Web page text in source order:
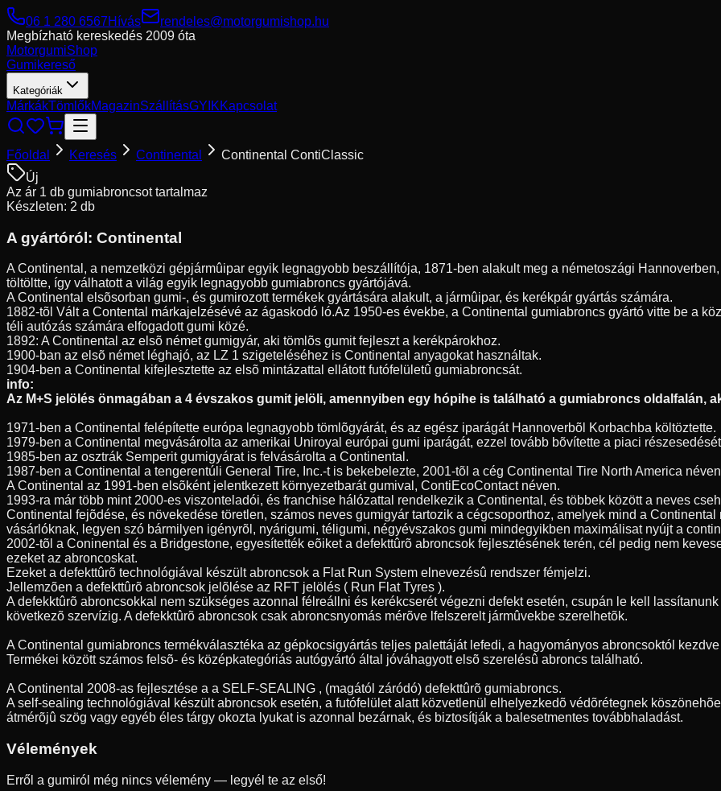
06 1 280 6567Hívás
rendeles@motorgumishop.hu
Megbízható kereskedés 2009 óta
MotorgumiShop
Gumikereső
Kategóriák
MárkákTömlőkMagazinSzállításGYIKKapcsolat
Főoldal Keresés Continental
Continental ContiClassic
Új
Az ár 1 db gumiabroncsot tartalmaz
Készleten: 2 db
A gyártóról: Continental
A Continental, a nemzetközi gépjármûipar egyik legnagyobb beszállítója, 1871-ben alakult meg a németoszági
töltöltte, így válhatott a világ egyik legnagyobb gumiabroncs gyártójává.
A Continental elsõsorban gumi-, és gumirozott termékek gyártására alakult, a jármûipar, és kerékpár gyártás számára.
1882-tõl Vált a Contental márkajelzésévé az ágaskodó ló.Az 1950-es évekbe, a Continental gumiabroncs gyártó vitte be a
téli autózás számára elfogadott gumi közé.
1892: A Continental az elsõ német gumigyár, aki tömlõs gumit fejleszt a kerékpárokhoz.
1900-ban az elsõ német léghajó, az LZ 1 szigeteléséhez is Continental anyagokat használtak.
1904-ben a Continental kifejlesztette az elsõ mintázattal ellátott futófelületû gumiabroncsát.
info:
Az M+S jelölés önmagában a 4 évszakos gumit jelöli, amennyiben egy hópihe is található a gumiabroncs oldalfalán,
1971-ben a Continental felépítette európa legnagyobb tömlõgyárát, és az egész iparágát Hannoverbõl Korbachba költöztette.
1979-ben a Continental megvásárolta az amerikai Uniroyal európai gumi iparágát, ezzel tovább bõvítette a piaci
1985-ben az osztrák Semperit gumigyárat is felvásárolta a Continental.
1987-ben a Continental a tengerentúli General Tire, Inc.-t is bekebelezte, 2001-tõl a cég Continental Tire North America
A Continental az 1991-ben elsõként jelentkezett környezetbarát gumival, ContiEcoContact néven.
1993-ra már több mint 2000-es viszonteladói, és franchise hálózattal rendelkezik a Continental, és többek között a neves
Continental fejõdése, és növekedése töretlen, számos neves gumigyár tartozik a cégcsoporthoz, amelyek mind a
vásárlóknak, legyen szó bármilyen igényrõl, nyárigumi, téligumi, négyévszakos gumi mindegyikben maximálisat nyújt a
2002-tõl a Coninental és a Bridgestone, egyesítették eõiket a defekttûrõ abroncsok fejlesztésének terén, cél pedig nem
ezeket az abroncoskat.
Ezeket a defekttûrõ technológiával készült abroncsok a Flat Run System elnevezésû rendszer fémjelzi.
Jellemzõen a defekttûrõ abroncsok jelõlése az RFT jelölés ( Run Flat Tyres ).
A defekktûrõ abroncsokkal nem szükséges azonnal félreállni és kerékcserét végezni defekt esetén, csupán le kell
következõ szervízig. A defekktûrõ abroncsok csak abroncsnyomás mérõve lfelszerelt jármûvekbe szerelhetõk.
A Continental gumiabroncs termékválasztéka az gépkocsigyártás teljes palettáját lefedi, a hagyományos abroncsoktól
Termékei között számos felsõ- és középkategóriás autógyártó által jóváhagyott elsõ szerelésû abroncs található.
A Continental 2008-as fejlesztése a a SELF-SEALING , (magától záródó) defekttûrõ gumiabroncs.
A self-sealing technológiával készült abroncsok esetén, a futófelület alatt közvetlenül elhelyezkedõ védõrétegnek
átmérõjû szög vagy egyéb éles tárgy okozta lyukat is azonnal bezárnak, és biztosítják a balesetmentes továbbhaladást.
Vélemények
Erről a gumiról még nincs vélemény — legyél te az első!